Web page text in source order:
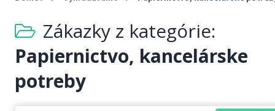
Zákazky z kategórie:
Papiernictvo, kancelárske
potreby